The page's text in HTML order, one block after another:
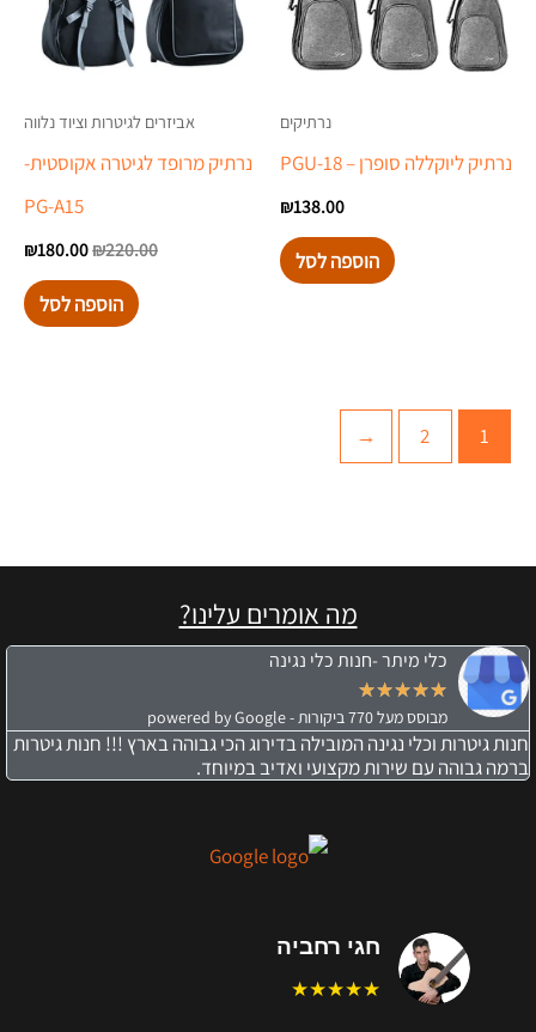
נרתיקים
נרתיק ליוקללה סופרן – PGU-18
₪138.00
הוספה לסל
אביזרים לגיטרות וציוד נלווה
נרתיק מרופד לגיטרה אקוסטית-
PG-A15
₪220.00
₪180.00
הוספה לסל
1
2
←
מה אומרים עלינו?
כלי מיתר -חנות כלי נגינה
★
★
★
★
★
מבוסס מעל 770 ביקורות - powered by Google
חנות גיטרות וכלי נגינה המובילה בדירוג הכי גבוהה בארץ !!! חנות גיטרות
ברמה גבוהה עם שירות מקצועי ואדיב במיוחד.
חגי רחביה
★★★★★